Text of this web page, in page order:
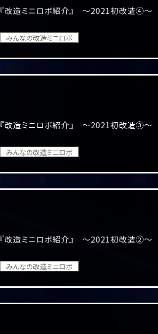
『改造ミニロボ紹介』 ～2021初改造④～
みんなの改造ミニロボ
『改造ミニロボ紹介』 ～2021初改造③～
みんなの改造ミニロボ
『改造ミニロボ紹介』 ～2021初改造②～
みんなの改造ミニロボ